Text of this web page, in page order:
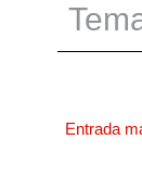
Entrada